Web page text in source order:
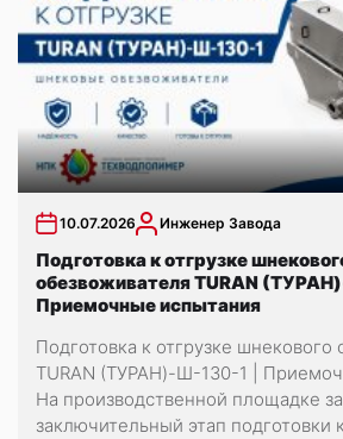
10.07.2026 Инженер Завода
Подготовка к отгрузке
обезвоживателя TURAN
Приемочные испытания
Подготовка к отгрузке шнекового
TURAN (ТУРАН)-Ш-130-1 |
На производственной площадке
заключительный этап подготовки